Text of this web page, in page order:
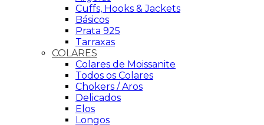
Cuffs, Hooks & Jackets
Básicos
Prata 925
Tarraxas
COLARES
Colares de Moissanite
Todos os Colares
Chokers / Aros
Delicados
Elos
Longos